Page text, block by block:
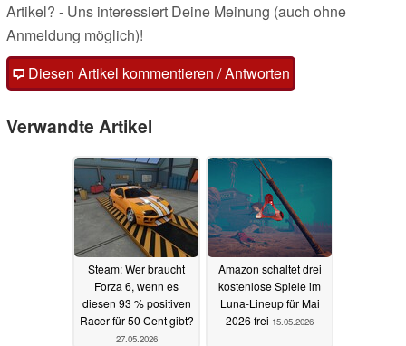
Artikel? - Uns interessiert Deine Meinung (auch ohne
Anmeldung möglich)!
Diesen Artikel kommentieren / Antworten
Verwandte Artikel
Steam: Wer braucht
Forza 6, wenn es
diesen 93 % positiven
Racer für 50 Cent gibt?
27.05.2026
Amazon schaltet drei
kostenlose Spiele im
Luna-Lineup für Mai
2026 frei 15.05.2026